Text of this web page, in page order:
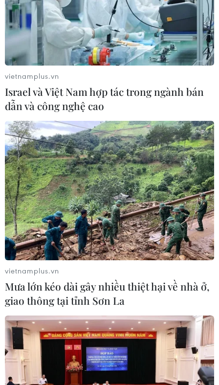
các hồ sơ theo quy định cho việc đàm phán giá
mua bán điện.../.
(TTXVN/Vietnam+)
#EVN #giá điện
#khung giá phát điện
#đàm phán giá
#điện gió #điện mặt trời
Theo dõi VietnamPlus
TIN LIÊN QUAN
vietnamplus.vn
Israel và Việt Nam hợp tác trong ngành bán
dẫn và công nghệ cao
vietnamplus.vn
Mưa lớn kéo dài gây nhiều thiệt hại về nhà ở,
giao thông tại tỉnh Sơn La